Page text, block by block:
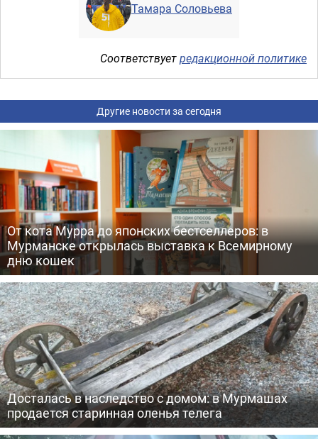
Тамара Соловьева
Соответствуетредакционной политике
Другие новости за сегодня
От кота Мурра до японских бестселлеров: в
Мурманске открылась выставка к Всемирному
дню кошек
Досталась в наследство с домом: в Мурмашах
продается старинная оленья телега